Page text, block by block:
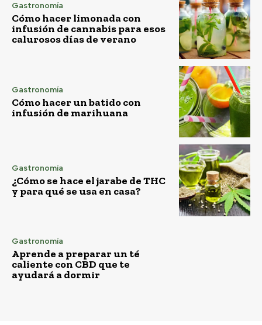
Gastronomía
Cómo hacer limonada con
infusión de cannabis para esos
calurosos días de verano
Gastronomía
Cómo hacer un batido con
infusión de marihuana
Gastronomía
¿Cómo se hace el jarabe de THC
y para qué se usa en casa?
Gastronomía
Aprende a preparar un té
caliente con CBD que te
ayudará a dormir